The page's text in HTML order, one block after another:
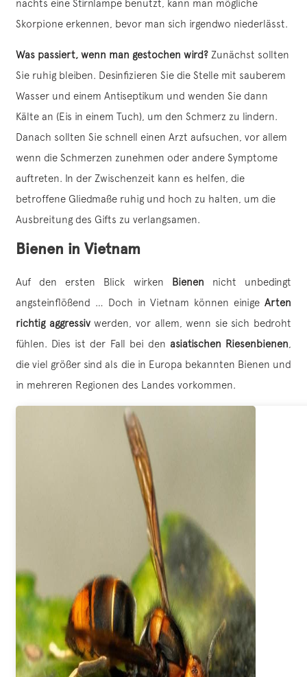
nachts eine Stirnlampe benutzt, kann man mögliche
Skorpione erkennen, bevor man sich irgendwo niederlässt.
Was passiert, wenn man gestochen wird? Zunächst sollten
Sie ruhig bleiben. Desinfizieren Sie die Stelle mit sauberem
Wasser und einem Antiseptikum und wenden Sie dann
Kälte an (Eis in einem Tuch), um den Schmerz zu lindern.
Danach sollten Sie schnell einen Arzt aufsuchen, vor allem
wenn die Schmerzen zunehmen oder andere Symptome
auftreten. In der Zwischenzeit kann es helfen, die
betroffene Gliedmaße ruhig und hoch zu halten, um die
Ausbreitung des Gifts zu verlangsamen.
Bienen in Vietnam
Auf den ersten Blick wirken Bienen nicht unbedingt
angsteinflößend … Doch in Vietnam können einige Arten
richtig aggressivwerden, vor allem, wenn sie sich bedroht
fühlen. Dies ist der Fall bei den asiatischen Riesenbienen
die viel größer sind als die in Europa bekannten Bienen und
in mehreren Regionen des Landes vorkommen.